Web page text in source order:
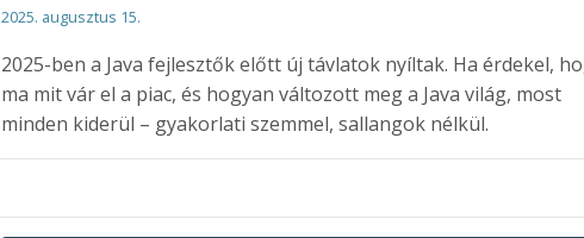
2025. augusztus 15.
2025-ben a Java fejlesztők előtt új távlatok nyíltak. Ha érdekel,
ma mit vár el a piac, és hogyan változott meg a Java világ, most
minden kiderül – gyakorlati szemmel, sallangok nélkül.